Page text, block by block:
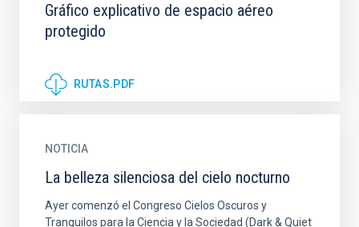
Gráfico explicativo de espacio aéreo
protegido
RUTAS.PDF
NOTICIA
La belleza silenciosa del cielo nocturno
Ayer comenzó el Congreso Cielos Oscuros y
Tranquilos para la Ciencia y la Sociedad (Dark & Quiet